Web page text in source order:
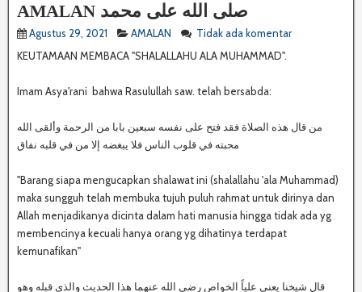
AMALAN صلى الله على محمد
Agustus 29, 2021 AMALAN
Tidak ada komentar
KEUTAMAAN MEMBACA "SHALALLAHU ALA MUHAMMAD".
Imam Asya'rani bahwa Rasulullah saw. telah bersabda:
محبته في قلوب الناس فلا يبغضه إلا من في قلبه نفاق
"Barang siapa mengucapkan shalawat ini (shalallahu 'ala Muhammad)
maka sungguh telah membuka tujuh puluh rahmat untuk dirinya dan
Allah menjadikanya dicinta dalam hati manusia hingga tidak ada yg
membencinya kecuali hanya orang yg dihatinya terdapat
kemunafikan"
قال شيخنا يعني علياً الخواص رضي الله عنهما هذا الحديث والذي قبله وهو